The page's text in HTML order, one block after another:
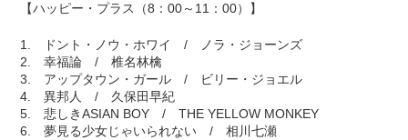
【ハッピー・プラス（8：00～11：00）】
1. ドント・ノウ・ホワイ / ノラ・ジョーンズ
2. 幸福論 / 椎名林檎
3. アップタウン・ガール / ビリー・ジョエル
4. 異邦人 / 久保田早紀
5. 悲しきASIAN BOY / THE YELLOW MONKEY
6. 夢見る少女じゃいられない / 相川七瀬